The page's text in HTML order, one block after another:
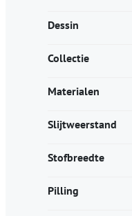
Dessin
Collectie
Materialen
Slijtweerstand
Stofbreedte
Pilling